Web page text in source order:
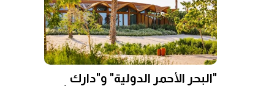
"البحر الأحمر الدولية" و"دارك